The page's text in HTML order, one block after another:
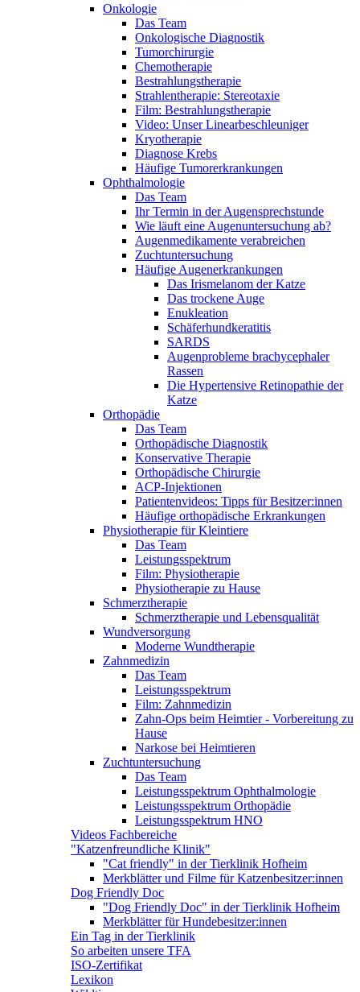
Onkologie
Das Team
Onkologische Diagnostik
Tumorchirurgie
Chemotherapie
Bestrahlungstherapie
Strahlentherapie: Stereotaxie
Film: Bestrahlungstherapie
Video: Unser Linearbeschleuniger
Kryotherapie
Diagnose Krebs
Häufige Tumorerkrankungen
Ophthalmologie
Das Team
Ihr Termin in der Augensprechstunde
Wie läuft eine Augenuntersuchung ab?
Augenmedikamente verabreichen
Zuchtuntersuchung
Häufige Augenerkrankungen
Das Irismelanom der Katze
Das trockene Auge
Enukleation
Schäferhundkeratitis
SARDS
Augenprobleme brachycephaler
Rassen
Die Hypertensive Retinopathie der
Katze
Orthopädie
Das Team
Orthopädische Diagnostik
Konservative Therapie
Orthopädische Chirurgie
ACP-Injektionen
Patientenvideos: Tipps für Besitzer:innen
Häufige orthopädische Erkrankungen
Physiotherapie für Kleintiere
Das Team
Leistungsspektrum
Film: Physiotherapie
Physiotherapie zu Hause
Schmerztherapie
Schmerztherapie und Lebensqualität
Wundversorgung
Moderne Wundtherapie
Zahnmedizin
Das Team
Leistungsspektrum
Film: Zahnmedizin
Zahn-Ops beim Heimtier - Vorbereitung zu
Hause
Narkose bei Heimtieren
Zuchtuntersuchung
Das Team
Leistungsspektrum Ophthalmologie
Leistungsspektrum Orthopädie
Leistungsspektrum HNO
Videos Fachbereiche
"Katzenfreundliche Klinik"
"Cat friendly" in der Tierklinik Hofheim
Merkblätter und Filme für Katzenbesitzer:innen
Dog Friendly Doc
"Dog Friendly Doc" in der Tierklinik Hofheim
Merkblätter für Hundebesitzer:innen
Ein Tag in der Tierklinik
So arbeiten unsere TFA
ISO-Zertifikat
Lexikon